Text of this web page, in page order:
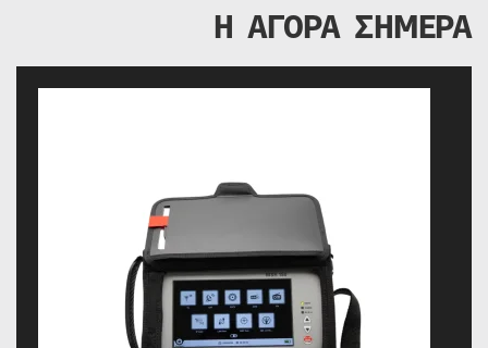
Η ΑΓΟΡΑ ΣΗΜΕΡΑ